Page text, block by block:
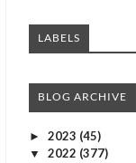
LABELS
BLOG ARCHIVE
► 2023 (45)
▼ 2022 (377)